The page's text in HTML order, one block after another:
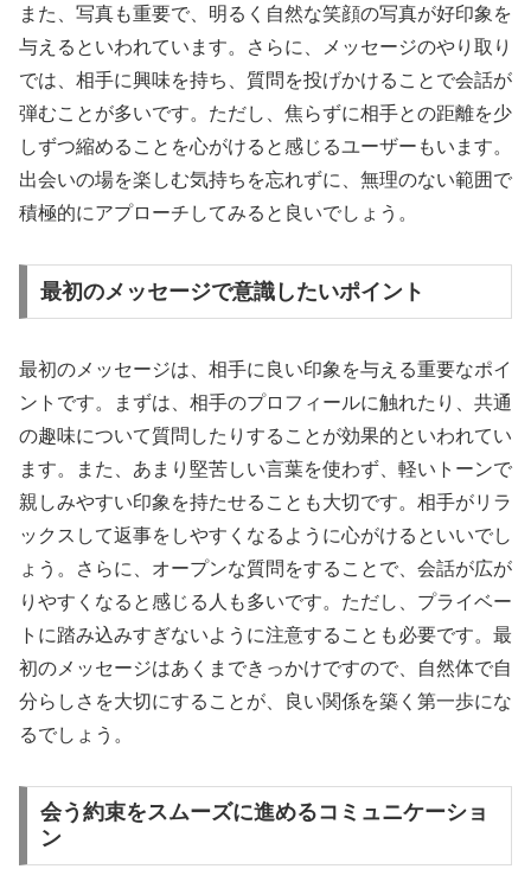
また、写真も重要で、明るく自然な笑顔の写真が好印象を
与えるといわれています。さらに、メッセージのやり取り
では、相手に興味を持ち、質問を投げかけることで会話が
弾むことが多いです。ただし、焦らずに相手との距離を少
しずつ縮めることを心がけると感じるユーザーもいます。
出会いの場を楽しむ気持ちを忘れずに、無理のない範囲で
積極的にアプローチしてみると良いでしょう。
最初のメッセージで意識したいポイント
最初のメッセージは、相手に良い印象を与える重要なポイ
ントです。まずは、相手のプロフィールに触れたり、共通
の趣味について質問したりすることが効果的といわれてい
ます。また、あまり堅苦しい言葉を使わず、軽いトーンで
親しみやすい印象を持たせることも大切です。相手がリラ
ックスして返事をしやすくなるように心がけるといいでし
ょう。さらに、オープンな質問をすることで、会話が広が
りやすくなると感じる人も多いです。ただし、プライベー
トに踏み込みすぎないように注意することも必要です。最
初のメッセージはあくまできっかけですので、自然体で自
分らしさを大切にすることが、良い関係を築く第一歩にな
るでしょう。
会う約束をスムーズに進めるコミュニケーショ
ン